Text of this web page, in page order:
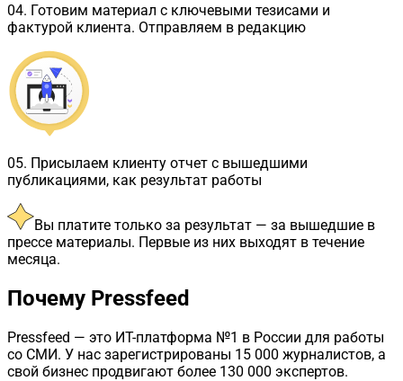
04. Готовим материал с ключевыми тезисами и
фактурой клиента. Отправляем в редакцию
05. Присылаем клиенту отчет с вышедшими
публикациями, как результат работы
Вы платите только за результат — за вышедшие в
прессе материалы. Первые из них выходят в течение
месяца.
Почему Pressfeed
Pressfeed — это ИТ-платформа №1 в России для работы
со СМИ. У нас зарегистрированы 15 000 журналистов, а
свой бизнес продвигают более 130 000 экспертов.